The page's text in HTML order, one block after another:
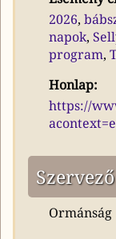
2026,
napok,
program,
Honlap:
https://
Szervező
Ormánság